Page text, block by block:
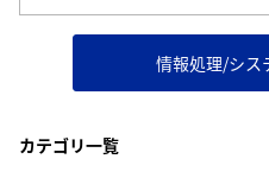
情報処理/シス
カテゴリ一覧